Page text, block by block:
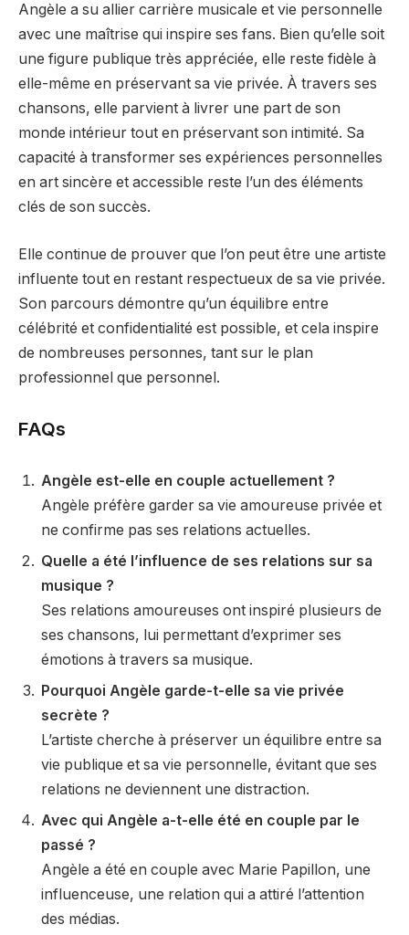
Angèle a su allier carrière musicale et vie personnelle
avec une maîtrise qui inspire ses fans. Bien qu’elle soit
une figure publique très appréciée, elle reste fidèle à
elle-même en préservant sa vie privée. À travers ses
chansons, elle parvient à livrer une part de son
monde intérieur tout en préservant son intimité. Sa
capacité à transformer ses expériences personnelles
en art sincère et accessible reste l’un des éléments
clés de son succès.
Elle continue de prouver que l’on peut être une artiste
influente tout en restant respectueux de sa vie privée.
Son parcours démontre qu’un équilibre entre
célébrité et confidentialité est possible, et cela inspire
de nombreuses personnes, tant sur le plan
professionnel que personnel.
FAQs
Angèle est-elle en couple actuellement ?
Angèle préfère garder sa vie amoureuse privée et
ne confirme pas ses relations actuelles.
Quelle a été l’influence de ses relations sur sa
musique ?
Ses relations amoureuses ont inspiré plusieurs de
ses chansons, lui permettant d’exprimer ses
émotions à travers sa musique.
Pourquoi Angèle garde-t-elle sa vie privée
secrète ?
L’artiste cherche à préserver un équilibre entre sa
vie publique et sa vie personnelle, évitant que ses
relations ne deviennent une distraction.
Avec qui Angèle a-t-elle été en couple par le
passé ?
Angèle a été en couple avec Marie Papillon, une
influenceuse, une relation qui a attiré l’attention
des médias.